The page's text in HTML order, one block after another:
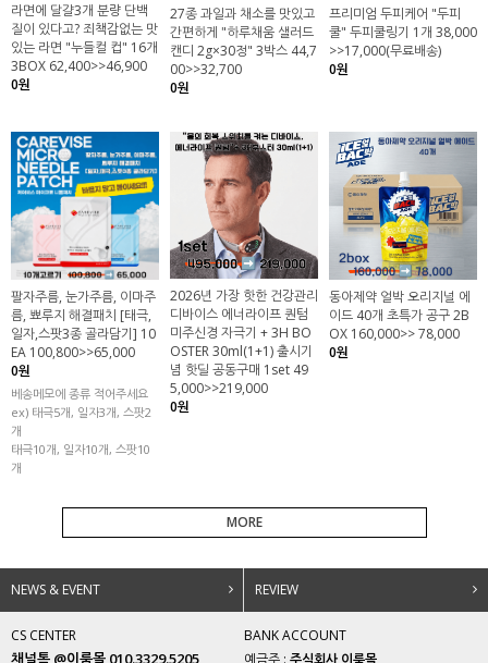
라면에 달걀3개 분량 단백
질이 있다고? 죄책감없는 맛
있는 라면 "누들컬 컵" 16개
3BOX 62,400>>46,900
0원
27종 과일과 채소를 맛있고
간편하게 "하루채움 샐러드
캔디 2g×30정" 3박스 44,7
00>>32,700
0원
프리미엄 두피케어 "두피
쿨" 두피쿨링기 1개 38,000
>>17,000(무료배송)
0원
팔자주름, 눈가주름, 이마주
름, 뾰루지 해결패치 [태극,
일자,스팟3종 골라담기] 10
EA 100,800>>65,000
0원
베송메모에 종류 적어주세요
ex) 태극5개, 일자3개, 스팟2
개
태극10개, 일자10개, 스팟10
개
2026년 가장 핫한 건강관리
디바이스 에너라이프 퀀텀
미주신경 자극기 + 3H BO
OSTER 30ml(1+1) 출시기
념 핫딜 공동구매 1set 49
5,000>>219,000
0원
동아제약 얼박 오리지널 에
이드 40개 초특가 공구 2B
OX 160,000>> 78,000
0원
MORE
NEWS & EVENT REVIEW
CS CENTER
채널톡 @이룸몰 010.3329.5205
BANK ACCOUNT
예금주 : 주식회사 이룸몰